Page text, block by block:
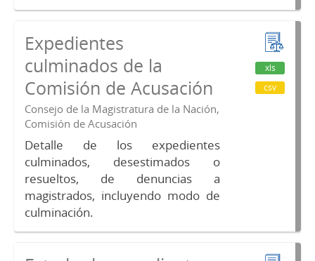
Expedientes
culminados de la
Comisión de Acusación
Consejo de la Magistratura de la Nación,
Comisión de Acusación
Detalle de los expedientes
culminados, desestimados o
resueltos, de denuncias a
magistrados, incluyendo modo de
culminación.
xls
csv